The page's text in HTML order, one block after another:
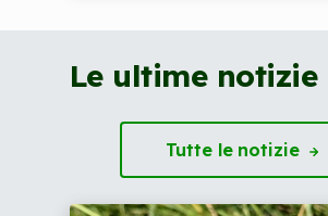
Le ultime notizie
Tutte le notizie